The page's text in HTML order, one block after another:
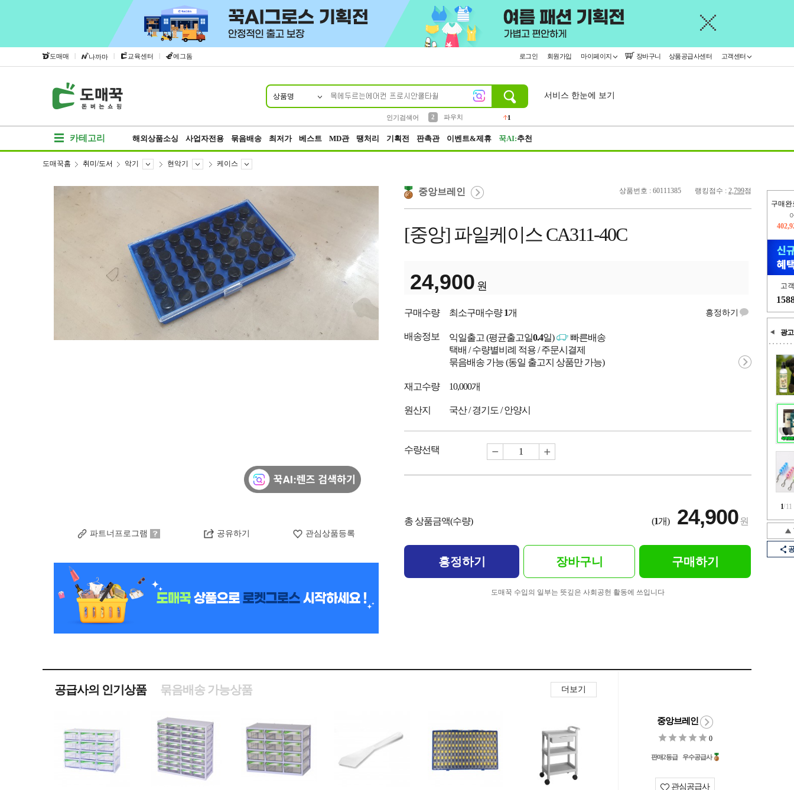
도매매 | 나까마 | 교육센터 | 에그돔 로그인 회원가입 마이페이지 장바구니 상품공급사센터 고객센터
상품명
인기검색어
2
파우치
1
서비스 한눈에 보기
카테고리 해외상품소싱 사업자전용 묶음배송 최저가 베스트 MD관 땡처리 기획전 판촉관 이벤트&제휴 꾹AI:추천
구매완
오
고
광고
1/11
도매꾹홈 취미/도서 악기 현악기 케이스
파트너프로그램 공유하기 관심상품등록
상품번호 : 60111385 랭킹점수 : 2,799점
중앙브레인
[중앙] 파일케이스 CA311-40C
24,900 원
구매수량 최소구매수량1개 흥정하기
배송정보 익일출고 (평균출고일0.4일)
빠른배송
택배 / 수량별비례 적용 / 주문시결제
묶음배송 가능 (동일 출고지 상품만 가능)
재고수량 10,000개
원산지 국산 / 경기도 / 안양시
수량선택
총 상품금액(수량) (1개) 24,900원
흥정하기 장바구니 구매하기
도매꾹 수입의 일부는 뜻깊은 사회공헌 활동에 쓰입니다
공급사의 인기상품 더보기
묶음배송 가능상품
중앙브레인
0
판매2등급 우수공급사
관심공급사